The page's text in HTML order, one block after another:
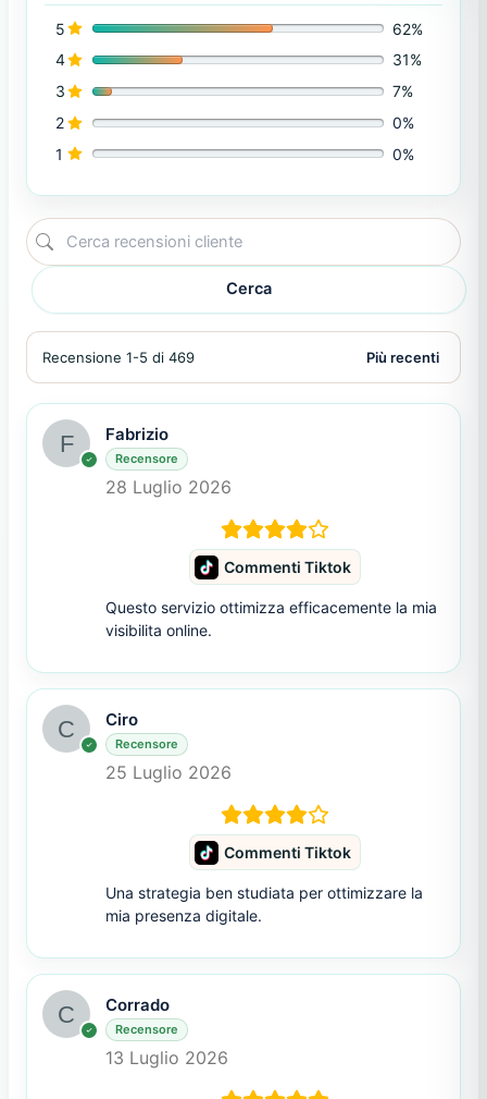
5
62%
4
31%
3
7%
2
0%
1
0%
Cerca
Recensione 1-5 di 469
Fabrizio
Recensore
28 Luglio 2026
Commenti Tiktok
Questo servizio ottimizza efficacemente la mia
visibilita online.
Ciro
Recensore
25 Luglio 2026
Commenti Tiktok
Una strategia ben studiata per ottimizzare la
mia presenza digitale.
Corrado
Recensore
13 Luglio 2026